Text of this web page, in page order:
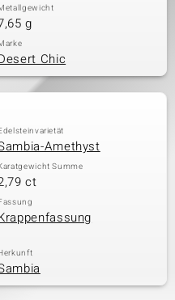
g
Chic
Amethyst
Summe
ct